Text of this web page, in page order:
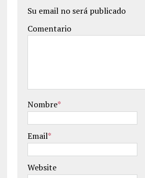
Su email no será publicado
Comentario
Nombre*
Email*
Website